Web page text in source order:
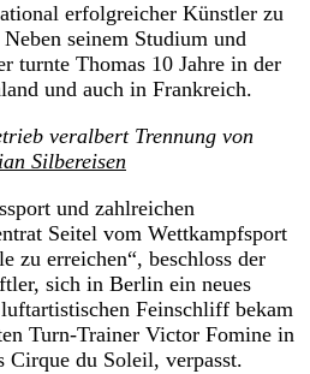
erfolgreicher Künstler zu
seinem Studium und
turnte Thomas 10 Jahre in der
und auch in Frankreich.
veralbert Trennung von
Silbereisen
und zahlreichen
Seitel vom Wettkampfsport
zu erreichen“, beschloss der
sich in Berlin ein neues
Feinschliff bekam
Turn-Trainer Victor Fomine in
Cirque du Soleil, verpasst.